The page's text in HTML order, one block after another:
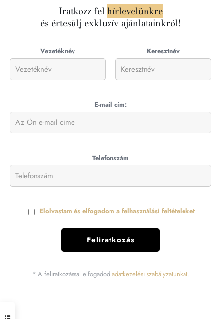
Iratkozz felhírlevelünkre
és értesülj exkluzív ajánlatainkról!
Vezetéknév Keresztnév
E-mail cím:
Telefonszám
Elolvastam és elfogadom a felhasználási feltételeket
* A feliratkozással elfogadod adatkezelési szabályzatunkat.